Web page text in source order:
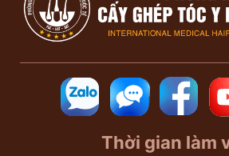
Thời gian làm